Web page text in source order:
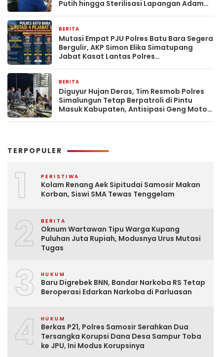
Putih hingga Sterilisasi Lapangan Adam
BERITA
Mutasi Empat PJU Polres Batu Bara Segera
Bergulir, AKP Simon Elika Simatupang
Jabat Kasat Lantas Polres
BERITA
Diguyur Hujan Deras, Tim Resmob Polres
Simalungun Tetap Berpatroli di Pintu
Masuk Kabupaten, Antisipasi Geng Motor
TERPOPULER
1 PERISTIWA
Kolam Renang Aek Sipitudai Samosir Makan
Korban, Siswi SMA Tewas Tenggelam
2 BERITA
Oknum Wartawan Tipu Warga Kupang
Puluhan Juta Rupiah, Modusnya Urus Mutasi
Tugas
3 HUKUM
Baru Digrebek BNN, Bandar Narkoba RS Tetap
Beroperasi Edarkan Narkoba di Parluasan
4 HUKUM
Berkas P21, Polres Samosir Serahkan Dua
Tersangka Korupsi Dana Desa Sampur Toba
ke JPU, Ini Modus Korupsinya